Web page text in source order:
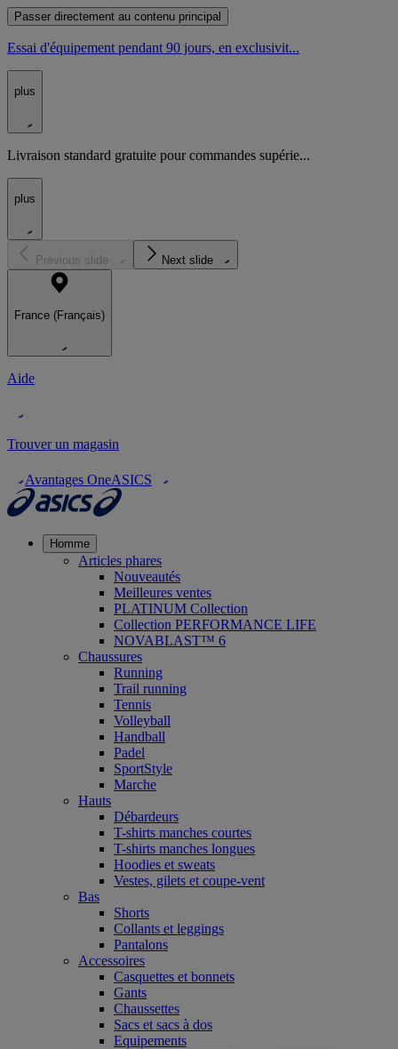
Passer directement au contenu principal
Essai d'équipement pendant 90 jours, en exclusivit...
plus
Livraison standard gratuite pour commandes supérie...
plus
Previous slide Next slide
France (Français)
Aide
Trouver un magasin
Avantages OneASICS
Homme
Articles phares
Nouveautés
Meilleures ventes
PLATINUM Collection
Collection PERFORMANCE LIFE
NOVABLAST™ 6
Chaussures
Running
Trail running
Tennis
Volleyball
Handball
Padel
SportStyle
Marche
Hauts
Débardeurs
T-shirts manches courtes
T-shirts manches longues
Hoodies et sweats
Vestes, gilets et coupe-vent
Bas
Shorts
Collants et leggings
Pantalons
Accessoires
Casquettes et bonnets
Gants
Chaussettes
Sacs et sacs à dos
Equipements